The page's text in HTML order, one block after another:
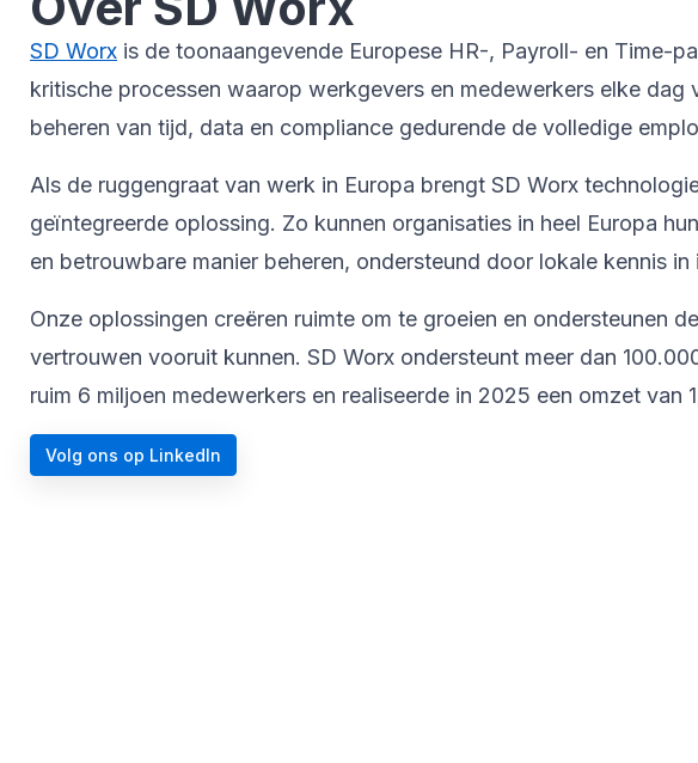
SD Worx is de toonaangevende Europese HR-, Payroll- en Time-
kritische processen waarop werkgevers en medewerkers elke
beheren van tijd, data en compliance gedurende de volledige
Als de ruggengraat van werk in Europa brengt SD Worx
geïntegreerde oplossing. Zo kunnen organisaties in heel Europa
en betrouwbare manier beheren, ondersteund door lokale kennis
Onze oplossingen creëren ruimte om te groeien en ondersteunen
vertrouwen vooruit kunnen. SD Worx ondersteunt meer dan
ruim 6 miljoen medewerkers en realiseerde in 2025 een omzet van
Volg ons op LinkedIn